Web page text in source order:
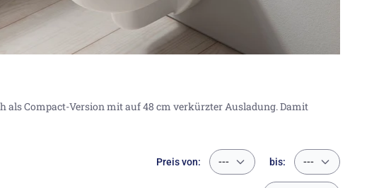
als Compact-Version mit auf 48 cm verkürzter Ausladung. Damit
Preis von: --- bis: ---